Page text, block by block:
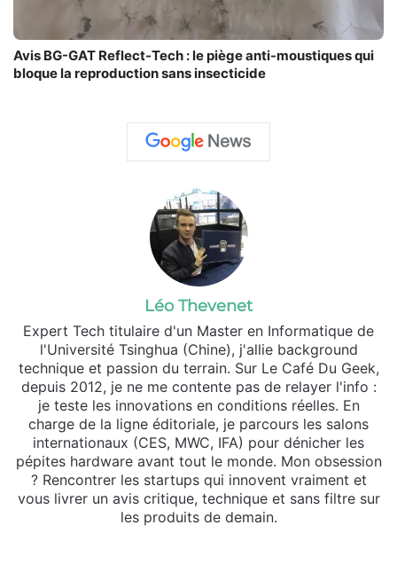
Avis BG-GAT Reflect-Tech : le piège anti-moustiques qui
bloque la reproduction sans insecticide
Léo Thevenet
Expert Tech titulaire d'un Master en Informatique de
l'Université Tsinghua (Chine), j'allie background
technique et passion du terrain. Sur Le Café Du Geek,
depuis 2012, je ne me contente pas de relayer l'info :
je teste les innovations en conditions réelles. En
charge de la ligne éditoriale, je parcours les salons
internationaux (CES, MWC, IFA) pour dénicher les
pépites hardware avant tout le monde. Mon obsession
? Rencontrer les startups qui innovent vraiment et
vous livrer un avis critique, technique et sans filtre sur
les produits de demain.